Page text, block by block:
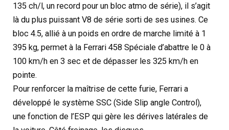
135 ch/l, un record pour un bloc atmo de série), il s’agit
là du plus puissant V8 de série sorti de ses usines. Ce
bloc 4.5, allié à un poids en ordre de marche limité à 1
395 kg, permet à la Ferrari 458 Spéciale d’abattre le 0 à
100 km/h en 3 sec et de dépasser les 325 km/h en
pointe.
Pour renforcer la maîtrise de cette furie, Ferrari a
développé le système SSC (Side Slip angle Control),
une fonction de l’ESP qui gère les dérives latérales de